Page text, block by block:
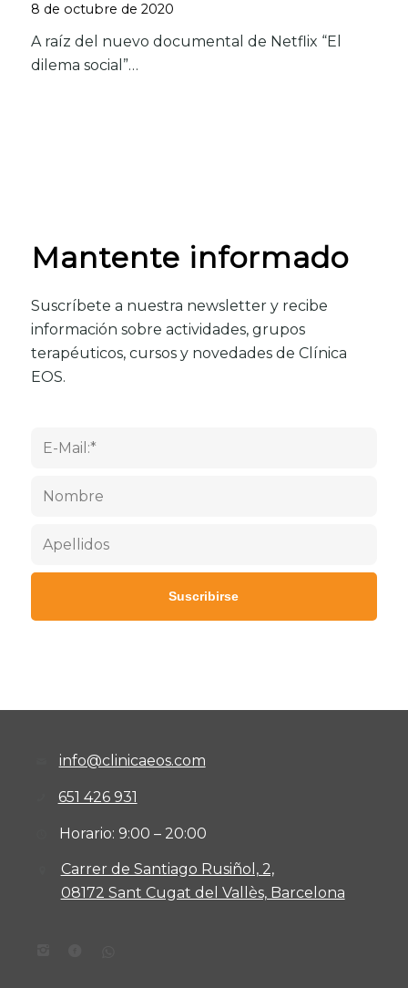
8 de octubre de 2020
A raíz del nuevo documental de Netflix “El
dilema social”…
Mantente informado
Suscríbete a nuestra newsletter y recibe
información sobre actividades, grupos
terapéuticos, cursos y novedades de Clínica
EOS.
info@clinicaeos.com
651 426 931
Horario: 9:00 – 20:00
Carrer de Santiago Rusiñol, 2,
08172 Sant Cugat del Vallès, Barcelona